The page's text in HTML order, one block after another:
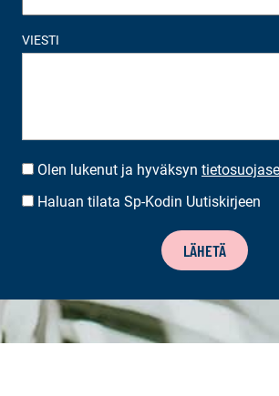
VIESTI
SUOSTUMUS*
Olen lukenut ja hyväksyn
UUTISKIRJEEN
Haluan tilata Sp-Kodin Uutiskirjeen
LÄHETÄ